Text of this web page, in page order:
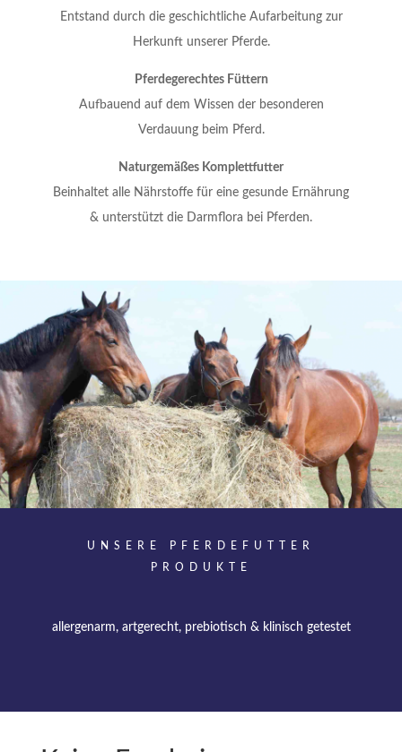
Entstand durch die geschichtliche Aufarbeitung zur
Herkunft unserer Pferde.
Pferdegerechtes Füttern
Aufbauend auf dem Wissen der besonderen
Verdauung beim Pferd.
Naturgemäßes Komplettfutter
Beinhaltet alle Nährstoffe für eine gesunde Ernährung
& unterstützt die Darmflora bei Pferden.
UNSERE PFERDEFUTTER
PRODUKTE
allergenarm, artgerecht, prebiotisch & klinisch getestet